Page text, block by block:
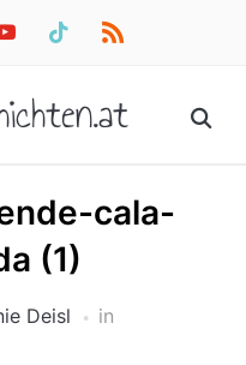
tiktok rss
cala-
(1)
Deisl in